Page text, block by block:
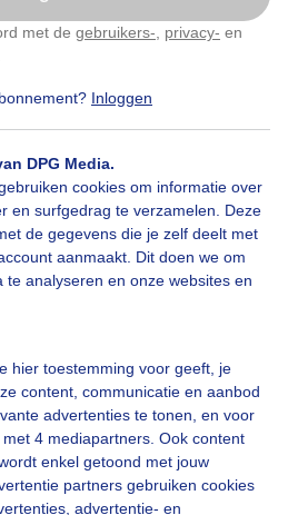
met de gebruikers- privacy- en
Inloggen
DPG Media.
cookies om informatie over
en surfgedrag te verzamelen. Deze
de gegevens die je zelf deelt met
aanmaakt. Dit doen we om
te analyseren en onze websites en
hier toestemming voor geeft, je
content, communicatie en aanbod
advertenties te tonen, en voor
4 mediapartners. Ook content
enkel getoond met jouw
partners gebruiken cookies
advertentie- en
dit aan te passen